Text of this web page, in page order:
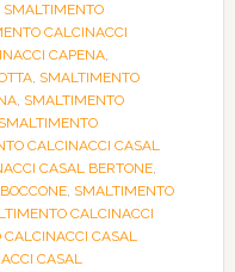
SMALTIMENTO
CALCINACCI
CAPENA,
, SMALTIMENTO
, SMALTIMENTO
SMALTIMENTO
CALCINACCI CASAL
CASAL BERTONE,
, SMALTIMENTO
CALCINACCI
CALCINACCI CASAL
CASAL